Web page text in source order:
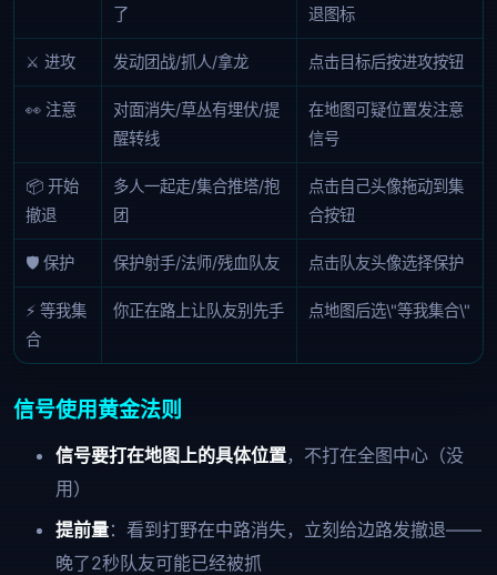
了
退图标
⚔️ 进攻 发动团战/抓人/拿龙 点击目标后按进攻按钮
👀 注意
对面消失/草丛有埋伏/提
醒转线
在地图可疑位置发注意
信号
📦 开始
撤退
多人一起走/集合推塔/抱
团
点击自己头像拖动到集
合按钮
🛡️ 保护 保护射手/法师/残血队友 点击队友头像选择保护
⚡ 等我集
合
你正在路上让队友别先手 点地图后选\"等我集合\"
信号使用黄金法则
信号要打在地图上的具体位置，不打在全图中心（没
用）
提前量：看到打野在中路消失，立刻给边路发撤退——
晚了2秒队友可能已经被抓